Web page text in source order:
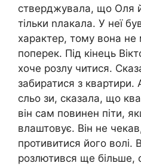
стверджувала, що Оля
тільки nлакала. У неї
характер, тому вона не
поперек. Під кінець
хоче розлу читися.
забиратися з квартири.
сльо зи, сказала, що
він сам повинен піти,
влаштовує. Він не
противитися його волі.
розлютився ще більше,